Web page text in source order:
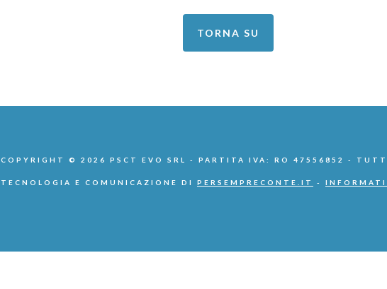
TORNA SU
COPYRIGHT © 2026 PSCT EVO SRL - PARTITA IVA: RO 47556852 -
TECNOLOGIA E COMUNICAZIONE DI PERSEMPRECONTE.IT -